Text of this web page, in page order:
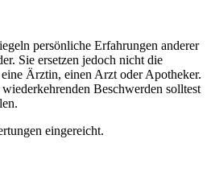
persönliche Erfahrungen anderer
Sie ersetzen jedoch nicht die
Ärztin, einen Arzt oder Apotheker.
Beschwerden solltest
eingereicht.